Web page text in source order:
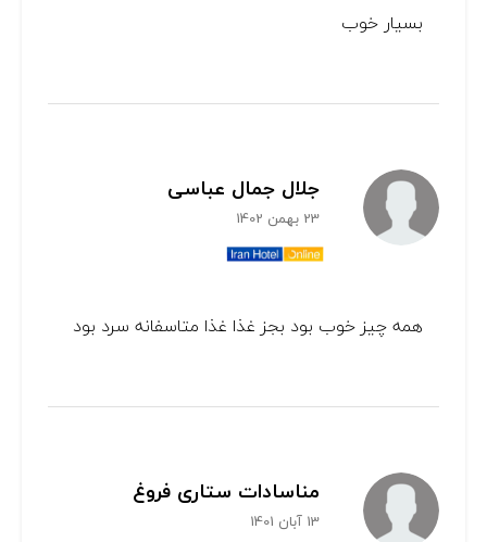
بسیار خوب
جلال جمال عباسی
23 بهمن 1402
همه چیز خوب بود بجز غذا غذا متاسفانه سرد بود
مناسادات ستاری فروغ
13 آبان 1401